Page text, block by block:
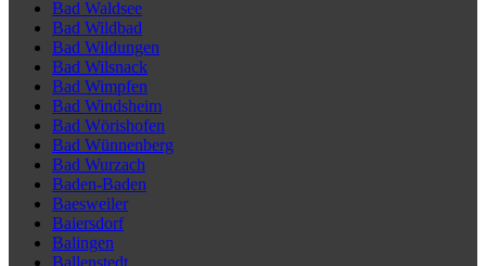
Bad Waldsee
Bad Wildbad
Bad Wildungen
Bad Wilsnack
Bad Wimpfen
Bad Windsheim
Bad Wörishofen
Bad Wünnenberg
Bad Wurzach
Baden-Baden
Baesweiler
Baiersdorf
Balingen